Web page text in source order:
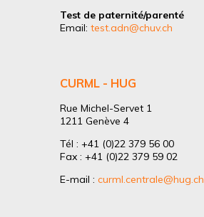
Test de paternité/parenté
Email: test.adn@chuv.ch
CURML - HUG
Rue Michel-Servet 1
1211 Genève 4
Tél : +41 (0)22 379 56 00
Fax : +41 (0)22 379 59 02
E-mail : curml.centrale@hug.ch